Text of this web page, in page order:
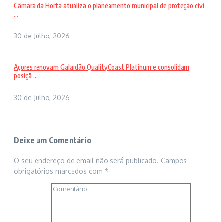
Câmara da Horta atualiza o planeamento municipal de proteção civi
...
30 de Julho, 2026
Açores renovam Galardão QualityCoast Platinum e consolidam
posiçã ...
30 de Julho, 2026
Deixe um Comentário
O seu endereço de email não será publicado. Campos
obrigatórios marcados com *